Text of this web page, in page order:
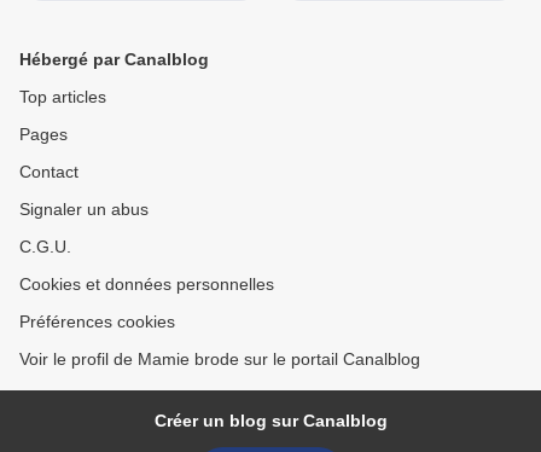
Hébergé par Canalblog
Top articles
Pages
Contact
Signaler un abus
C.G.U.
Cookies et données personnelles
Préférences cookies
Voir le profil de Mamie brode sur le portail Canalblog
Créer un blog sur Canalblog